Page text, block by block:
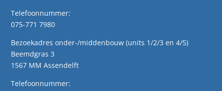
Telefoonnummer:
075-771 7980
Bezoekadres onder-/middenbouw (units 1/2/3 en 4/5)
Beemdgras 3
1567 MM Assendelft
Telefoonnummer: